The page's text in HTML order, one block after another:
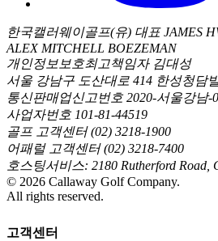
한국캘러웨이골프(유) 대표 JAMES
ALEX MITCHELL BOEZEMAN
개인정보보호최고책임자 김대성
서울 강남구 도산대로 414 한성청담
통신판매업신고번호 2020-서울강남-
사업자번호 101-81-44519
골프 고객센터 (02) 3218-1900
어패럴 고객센터 (02) 3218-7400
호스팅서비스: 2180 Rutherford Road,
© 2026 Callaway Golf Company.
All rights reserved.
고객센터